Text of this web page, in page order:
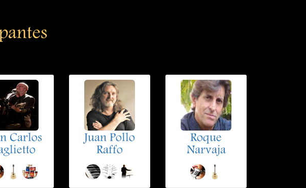
Carlos
Juan Pollo
Raffo
Roque
Narvaja